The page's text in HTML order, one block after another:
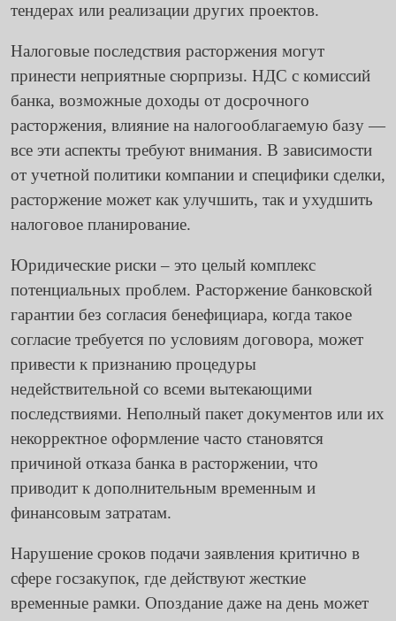
тендерах или реализации других проектов.
Налоговые последствия расторжения могут
принести неприятные сюрпризы. НДС с комиссий
банка, возможные доходы от досрочного
расторжения, влияние на налогооблагаемую базу —
все эти аспекты требуют внимания. В зависимости
от учетной политики компании и специфики сделки,
расторжение может как улучшить, так и ухудшить
налоговое планирование.
Юридические риски – это целый комплекс
потенциальных проблем. Расторжение банковской
гарантии без согласия бенефициара, когда такое
согласие требуется по условиям договора, может
привести к признанию процедуры
недействительной со всеми вытекающими
последствиями. Неполный пакет документов или их
некорректное оформление часто становятся
причиной отказа банка в расторжении, что
приводит к дополнительным временным и
финансовым затратам.
Нарушение сроков подачи заявления критично в
сфере госзакупок, где действуют жесткие
временные рамки. Опоздание даже на день может